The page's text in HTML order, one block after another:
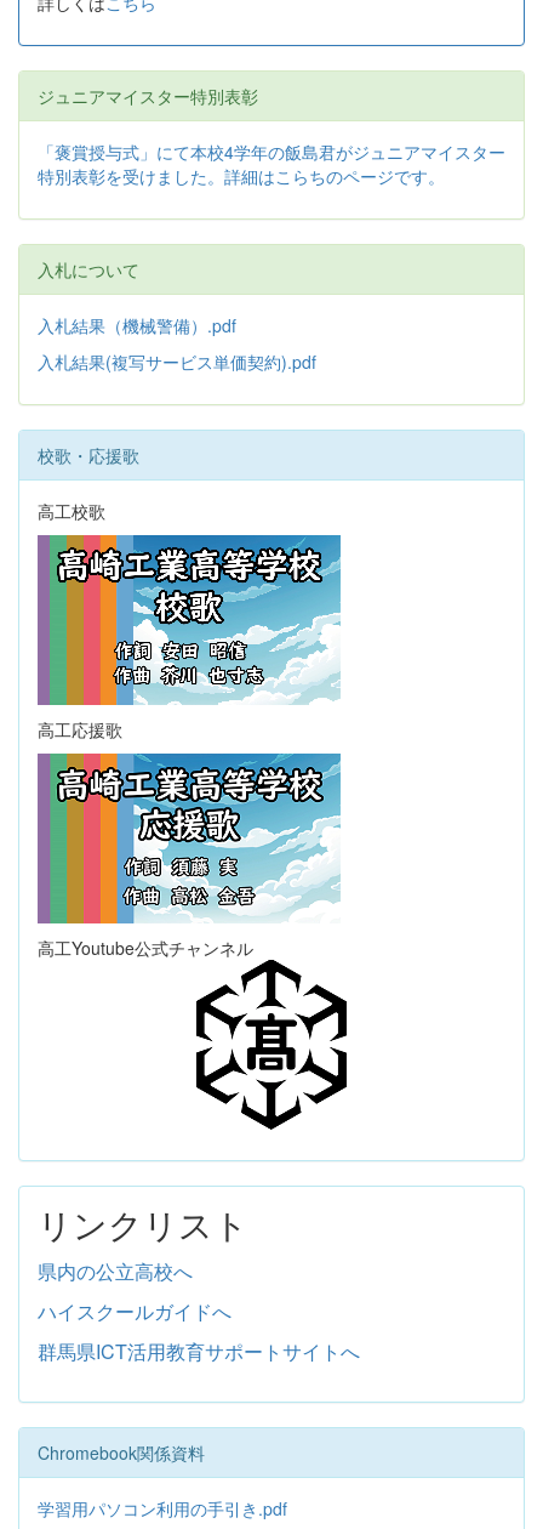
ジュニアマイスター特別表彰
「褒賞授与式」にて本校4学年の飯島君がジュニアマイスター
特別表彰を受けました。詳細はこらちのページです。
入札について
入札結果（機械警備）.pdf
入札結果(複写サービス単価契約).pdf
校歌・応援歌
高工校歌
高工応援歌
高工Youtube公式チャンネル
リンクリスト
県内の公立高校へ
ハイスクールガイドへ
群馬県ICT活用教育サポートサイトへ
Chromebook関係資料
学習用パソコン利用の手引き.pdf